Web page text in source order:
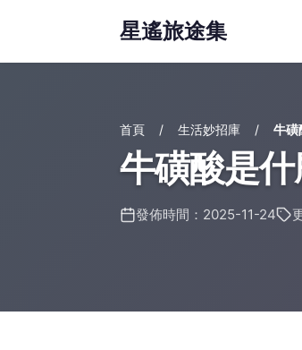
星遙旅途集
首頁 生活妙招庫 牛磺
牛磺酸是
發佈時間：2025-11-24